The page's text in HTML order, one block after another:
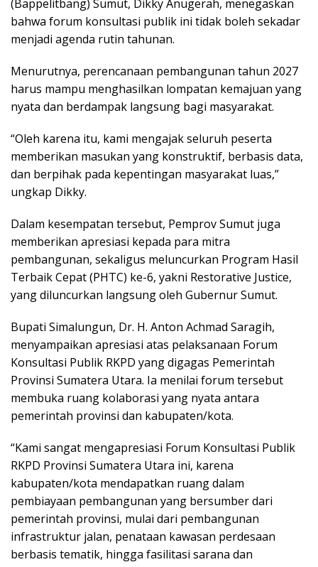
(Bappelitbang) Sumut, Dikky Anugerah, menegaskan
bahwa forum konsultasi publik ini tidak boleh sekadar
menjadi agenda rutin tahunan.
Menurutnya, perencanaan pembangunan tahun 2027
harus mampu menghasilkan lompatan kemajuan yang
nyata dan berdampak langsung bagi masyarakat.
“Oleh karena itu, kami mengajak seluruh peserta
memberikan masukan yang konstruktif, berbasis data,
dan berpihak pada kepentingan masyarakat luas,”
ungkap Dikky.
Dalam kesempatan tersebut, Pemprov Sumut juga
memberikan apresiasi kepada para mitra
pembangunan, sekaligus meluncurkan Program Hasil
Terbaik Cepat (PHTC) ke-6, yakni Restorative Justice,
yang diluncurkan langsung oleh Gubernur Sumut.
Bupati Simalungun, Dr. H. Anton Achmad Saragih,
menyampaikan apresiasi atas pelaksanaan Forum
Konsultasi Publik RKPD yang digagas Pemerintah
Provinsi Sumatera Utara. Ia menilai forum tersebut
membuka ruang kolaborasi yang nyata antara
pemerintah provinsi dan kabupaten/kota.
“Kami sangat mengapresiasi Forum Konsultasi Publik
RKPD Provinsi Sumatera Utara ini, karena
kabupaten/kota mendapatkan ruang dalam
pembiayaan pembangunan yang bersumber dari
pemerintah provinsi, mulai dari pembangunan
infrastruktur jalan, penataan kawasan perdesaan
berbasis tematik, hingga fasilitasi sarana dan